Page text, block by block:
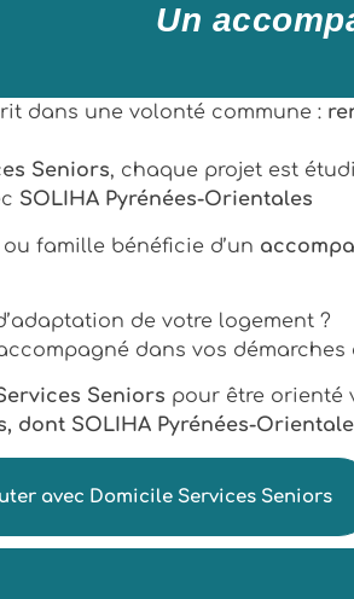
Un
dans une volonté commune :
Seniors, chaque projet est
SOLIHA Pyrénées-Orientales
famille bénéficie d’un
de votre logement ?
dans vos
Seniors pour être orienté
dont SOLIHA Pyrénées-
avec Domicile Services Seniors